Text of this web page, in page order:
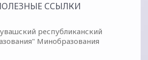
ССЫЛКИ
республиканский
Минобразования